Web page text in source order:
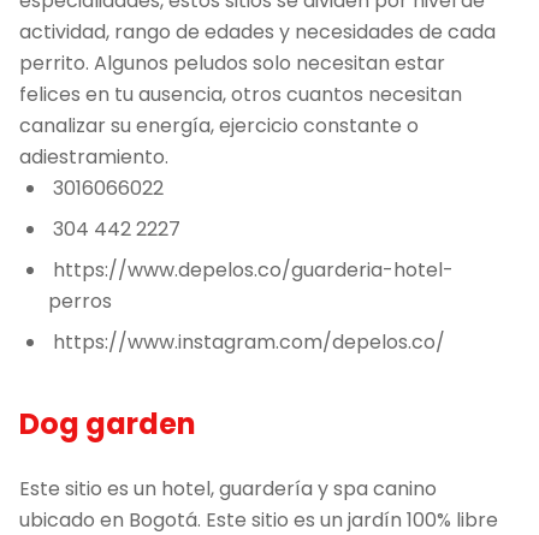
actividad, rango de edades y necesidades de cada
perrito. Algunos peludos solo necesitan estar
felices en tu ausencia, otros cuantos necesitan
canalizar su energía, ejercicio constante o
adiestramiento.
3016066022
304 442 2227
https://www.depelos.co/guarderia-hotel-
perros
https://www.instagram.com/depelos.co/
Dog garden
Este sitio es un hotel, guardería y spa canino
ubicado en Bogotá. Este sitio es un jardín 100% libre